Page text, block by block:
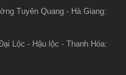
Tuyên Quang - Hà Giang:
Lộc - Hậu lộc - Thanh Hóa: